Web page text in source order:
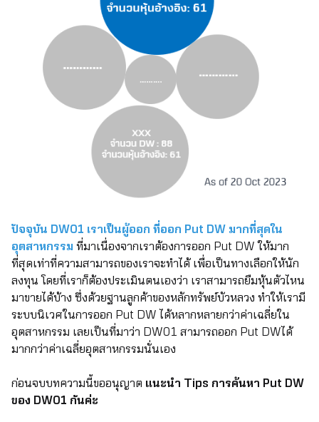
ปัจจุบัน DW01 เราเป็นผู้ออก ที่ออก Put DW มากที่สุดใน
อุตสาหกรรมที่มาเนื่องจากเราต้องการออก Put DW ให้มาก
ที่สุดเท่าที่ความสามารถของเราจะทำได้ เพื่อเป็นทางเลือกให้นัก
ลงทุน โดยที่เราก็ต้องประเมินตนเองว่า เราสามารถยืมหุ้นตัวไหน
มาขายได้บ้าง ซึ่งด้วยฐานลูกค้าของหลักทรัพย์บัวหลวง ทำให้เรามี
ระบบนิเวศในการออก Put DW ได้หลากหลายกว่าค่าเฉลี่ยใน
อุตสาหกรรม เลยเป็นที่มาว่า DW01 สามารถออก Put DWได้
มากกว่าค่าเฉลี่ยอุตสาหกรรมนั่นเอง
ก่อนจบบทความนี้ขออนุญาต แนะนำ Tips การค้นหา Put DW
ของ DW01 กันค่ะ